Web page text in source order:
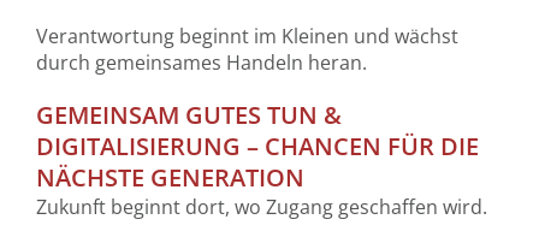
Verantwortung beginnt im Kleinen und wächst
durch gemeinsames Handeln heran.
GEMEINSAM GUTES TUN &
DIGITALISIERUNG – CHANCEN FÜR DIE
NÄCHSTE GENERATION
Zukunft beginnt dort, wo Zugang geschaffen wird.